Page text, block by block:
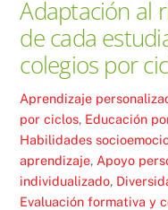
Adaptación al
de cada
colegios por
Aprendizaje
por ciclos, Educación
Habilidades
aprendizaje, Apoyo
individualizado,
Evaluación formativa y